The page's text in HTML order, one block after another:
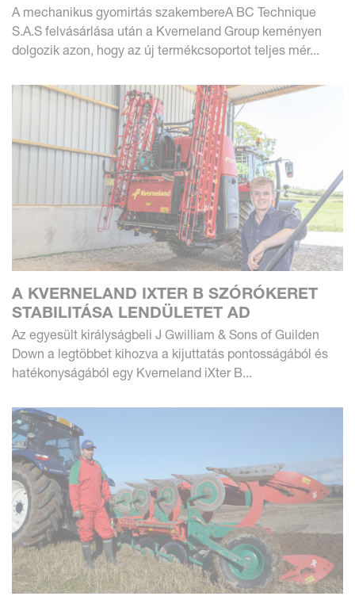
A mechanikus gyomirtás szakembereA BC Technique
S.A.S felvásárlása után a Kverneland Group keményen
dolgozik azon, hogy az új termékcsoportot teljes mér...
A KVERNELAND IXTER B SZÓRÓKERET
STABILITÁSA LENDÜLETET AD
Az egyesült királyságbeli J Gwilliam & Sons of Guilden
Down a legtöbbet kihozva a kijuttatás pontosságából és
hatékonyságából egy Kverneland iXter B...